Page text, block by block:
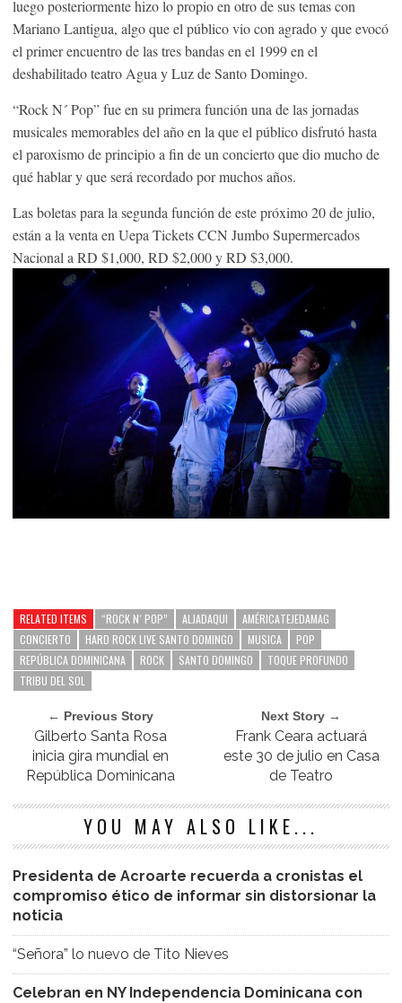
luego posteriormente hizo lo propio en otro de sus temas con
Mariano Lantigua, algo que el público vio con agrado y que evocó
el primer encuentro de las tres bandas en el 1999 en el
deshabilitado teatro Agua y Luz de Santo Domingo.
“Rock N´ Pop” fue en su primera función una de las jornadas
musicales memorables del año en la que el público disfrutó hasta
el paroxismo de principio a fin de un concierto que dio mucho de
qué hablar y que será recordado por muchos años.
Las boletas para la segunda función de este próximo 20 de julio,
están a la venta en Uepa Tickets CCN Jumbo Supermercados
Nacional a RD $1,000, RD $2,000 y RD $3,000.
RELATED ITEMS “ROCK N´ POP” ALJADAQUI
AMÉRICATEJEDAMAG
CONCIERTO
HARD ROCK LIVE SANTO DOMINGO MUSICA
POP
REPÚBLICA DOMINICANA
ROCK SANTO DOMINGO
TOQUE PROFUNDO
TRIBU DEL SOL
← Previous Story
Gilberto Santa Rosa
inicia gira mundial en
República Dominicana
Next Story →
Frank Ceara actuará
este 30 de julio en Casa
de Teatro
YOU MAY ALSO LIKE...
Presidenta de Acroarte recuerda a cronistas el
compromiso ético de informar sin distorsionar la
noticia
“Señora” lo nuevo de Tito Nieves
Celebran en NY Independencia Dominicana con